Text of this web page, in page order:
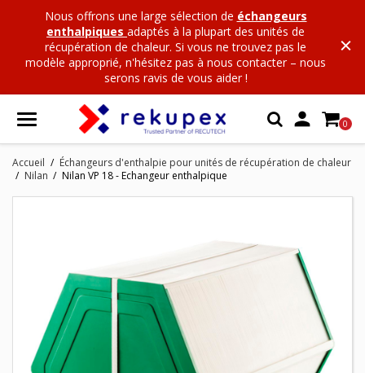
Nous offrons une large sélection de échangeurs
enthalpiques adaptés à la plupart des unités de
récupération de chaleur. Si vous ne trouvez pas le
modèle approprié, n'hésitez pas à nous contacter – nous
serons ravis de vous aider !
 0
Accueil
Échangeurs d'enthalpie pour unités de récupération de chaleur
Nilan
Nilan VP 18 - Echangeur enthalpique